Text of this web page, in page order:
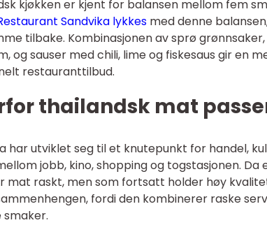
kjøkken er kjent for balansen mellom fem
Sandvika lykkes med denne
tilbake. Kombinasjonen av sprø
og sauser med chili, lime og fiskesaus gir en
restauranttilbud.
thailandsk mat
har utviklet seg til et knutepunkt for handel,
jobb, kino, shopping og togstasjonen.
mat raskt, men som fortsatt holder høy
fordi den kombinerer raske
smaker.